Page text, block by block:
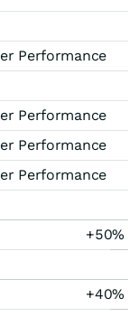
Performance
Performance
Performance
Performance
+50%
+40%